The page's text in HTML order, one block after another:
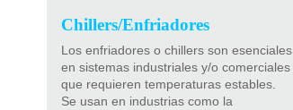
Chillers/Enfriadores
Los enfriadores o chillers son esenciales
en sistemas industriales y/o comerciales
que requieren temperaturas estables.
Se usan en industrias como la